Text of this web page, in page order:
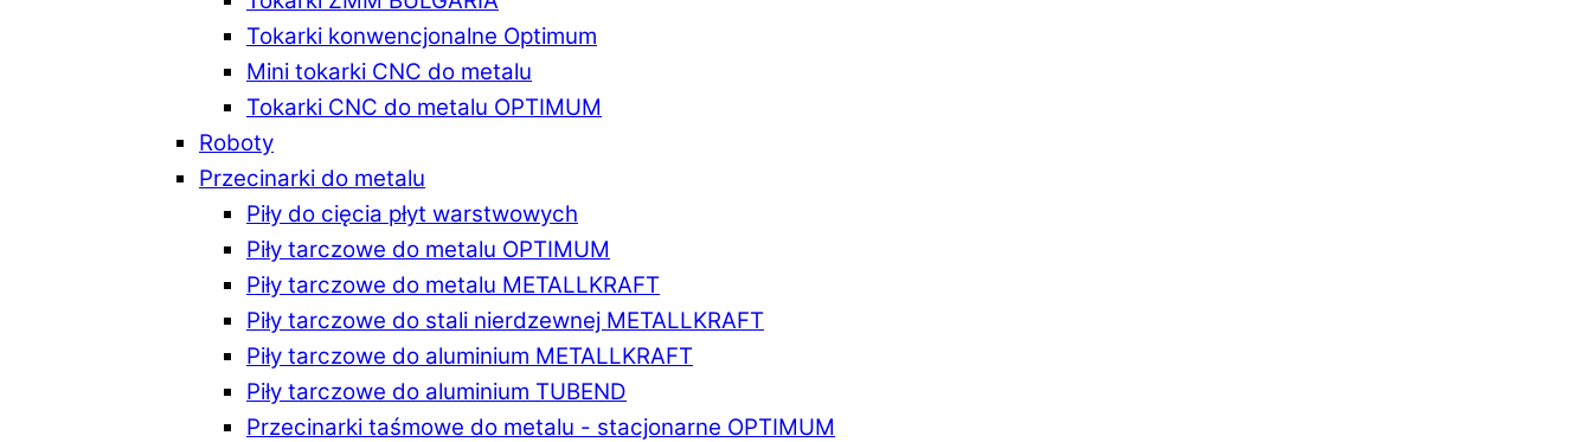
Tokarki konwencjonalne Optimum
Mini tokarki CNC do metalu
Tokarki CNC do metalu OPTIMUM
Roboty
Przecinarki do metalu
Piły do cięcia płyt warstwowych
Piły tarczowe do metalu OPTIMUM
Piły tarczowe do metalu METALLKRAFT
Piły tarczowe do stali nierdzewnej METALLKRAFT
Piły tarczowe do aluminium METALLKRAFT
Piły tarczowe do aluminium TUBEND
Przecinarki taśmowe do metalu - stacjonarne OPTIMUM